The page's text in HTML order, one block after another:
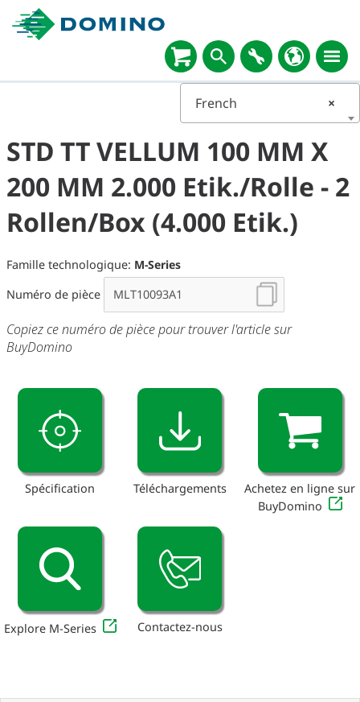
×
French
STD TT VELLUM 100 MM X
200 MM 2.000 Etik./Rolle - 2
Rollen/Box (4.000 Etik.)
Famille technologique: M-Series
Numéro de pièce
Copiez ce numéro de pièce pour trouver l'article sur
BuyDomino
Spécification Téléchargements
Achetez en ligne sur
BuyDomino
Explore M-Series Contactez-nous